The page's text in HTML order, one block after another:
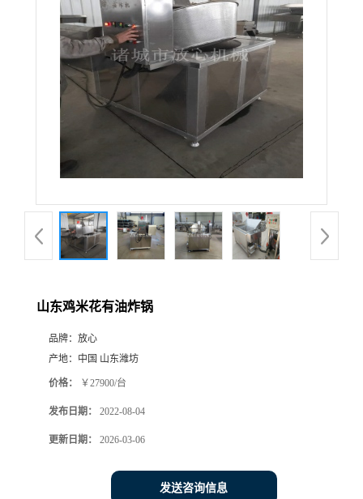
山东鸡米花有油炸锅
品牌： 放心
产地： 中国 山东潍坊
价格： ￥27900/台
发布日期： 2022-08-04
更新日期： 2026-03-06
发送咨询信息